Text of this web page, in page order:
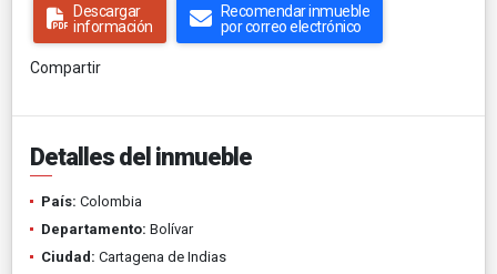
Descargar
información
Recomendar inmueble
por correo electrónico
Compartir
Detalles del inmueble
País: Colombia
Departamento: Bolívar
Ciudad: Cartagena de Indias